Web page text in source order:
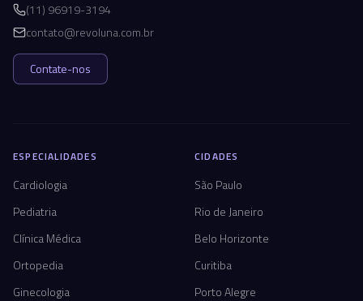
(11) 96919-3194
contato@revoluna.com.br
Contate-nos
ESPECIALIDADES
Cardiologia
Pediatria
Clínica Médica
Ortopedia
Ginecologia
CIDADES
São Paulo
Rio de Janeiro
Belo Horizonte
Curitiba
Porto Alegre